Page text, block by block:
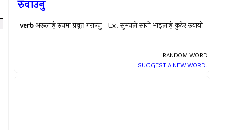
रुवाउनु
verbअरूलाई रुनमा प्रवृत्त गराउनु Ex.सुमनले सानो भाइलाई कुटेर रुवायो
RANDOM WORD
SUGGEST A NEW WORD!